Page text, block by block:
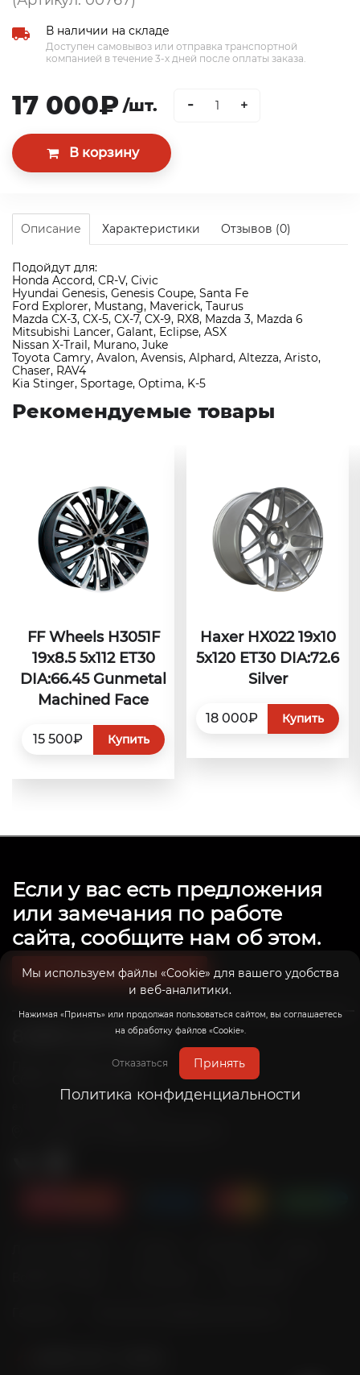
В наличии на складе
Доступен самовывоз или отправка транспортной
компанией в течение 3-х дней после оплаты заказа.
17 000₽ /шт. - +
Описание Характеристики Отзывов (0)
Подойдут для:
Honda Accord, CR-V, Civic
Hyundai Genesis, Genesis Coupe, Santa Fe
Ford Explorer, Mustang, Maverick, Taurus
Mazda CX-3, CX-5, CX-7, CX-9, RX8, Mazda 3, Mazda 6
Mitsubishi Lancer, Galant, Eclipse, ASX
Nissan X-Trail, Murano, Juke
Toyota Camry, Avalon, Avensis, Alphard, Altezza, Aristo,
Chaser, RAV4
Kia Stinger, Sportage, Optima, K-5
Рекомендуемые товары
FF Wheels H3051F
19x8.5 5x112 ET30
DIA:66.45 Gunmetal
Machined Face
15 500₽ Купить
Haxer HX022 19x10
5x120 ET30 DIA:72.6
Silver
18 000₽ Купить
Мы используем файлы «Cookie» для вашего удобства
и веб-аналитики.
Нажимая «Принять» или продолжая пользоваться сайтом, вы соглашаетесь
на обработку файлов «Cookie».
Отказаться Принять
Политика конфиденциальности
Если у вас есть предложения
или замечания по работе
сайта, сообщите нам об этом.
Связаться с нами
8 (800) 201-39-98
Пн-Пт: с 10:00 до 20:00